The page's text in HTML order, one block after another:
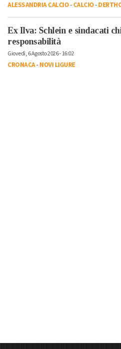
ALESSANDRIA CALCIO-CALCIO-
Ex Ilva: Schlein e sindacati
responsabilità
Giovedì, 6 Agosto 2026 - 16:02
CRONACA-NOVI LIGURE